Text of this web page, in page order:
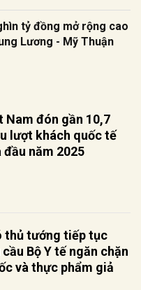
tỷ đồng mở rộng cao
Lương - Mỹ Thuận
Nam đón gần 10,7
lượt khách quốc tế
đầu năm 2025
thủ tướng tiếp tục
cầu Bộ Y tế ngăn chặn
và thực phẩm giả